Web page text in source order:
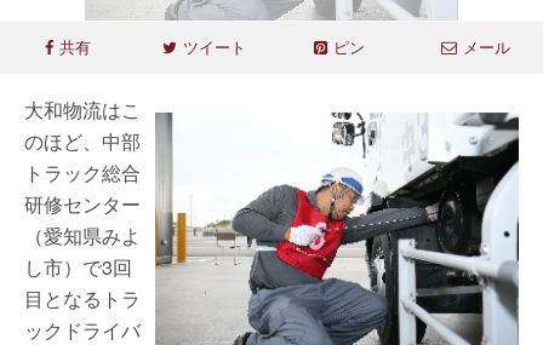
共有 ツイート ピン メール
大和物流はこ
のほど、中部
トラック総合
研修センター
（愛知県みよ
し市）で3回
目となるトラ
ックドライバ